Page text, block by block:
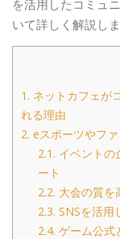
を活用したコミュ
いて詳しく解説しま
1. ネットカフェが
れる理由
2. eスポーツやフ
2.1. イベントの
ート
2.2. 大会の質を
2.3. SNSを活用
2.4. ゲーム公式